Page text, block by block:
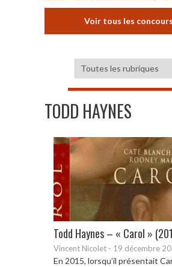
Voir tous les concours
TODD HAYNES
Todd Haynes – « Carol »
Vincent Nicolet - 19 décembre
En 2015, lorsqu’il présentait